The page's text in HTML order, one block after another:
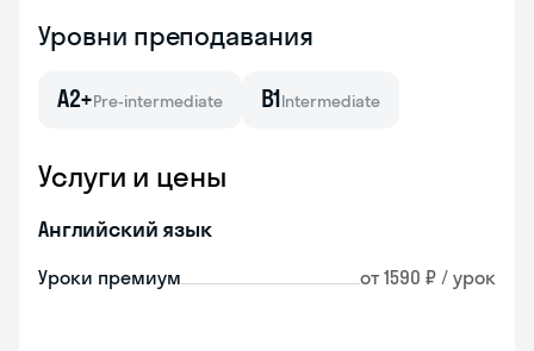
Уровни преподавания
A2+Pre-intermediate B1Intermediate
Услуги и цены
Английский язык
Уроки премиум от 1590 ₽ / урок